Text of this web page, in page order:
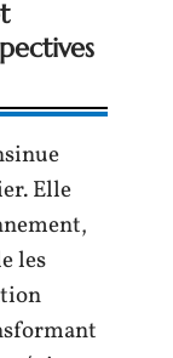
Elle
les